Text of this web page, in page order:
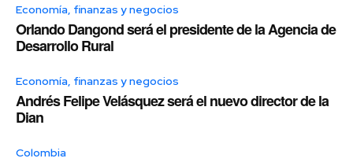
Economía, finanzas y negocios
Orlando Dangond será el presidente de la Agencia de
Desarrollo Rural
Economía, finanzas y negocios
Andrés Felipe Velásquez será el nuevo director de la
Dian
Colombia